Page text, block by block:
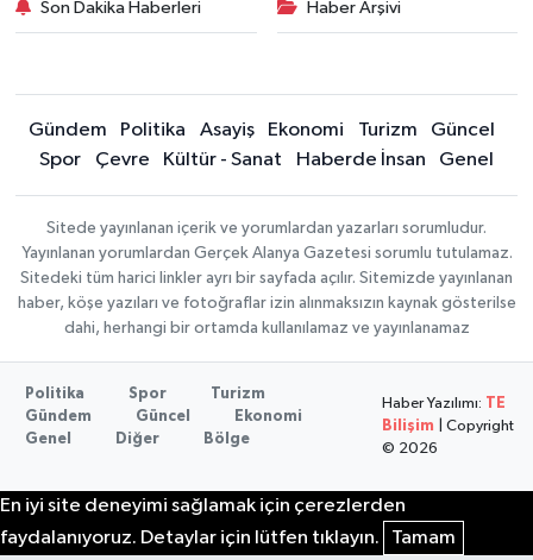
Son Dakika Haberleri Haber Arşivi
Gündem Politika Asayiş Ekonomi Turizm
Güncel
Spor
Çevre Kültür - Sanat Haberde İnsan Genel
Sitede yayınlanan içerik ve yorumlardan yazarları sorumludur.
Yayınlanan yorumlardan Gerçek Alanya Gazetesi sorumlu tutulamaz.
Sitedeki tüm harici linkler ayrı bir sayfada açılır. Sitemizde yayınlanan
haber, köşe yazıları ve fotoğraflar izin alınmaksızın kaynak gösterilse
dahi, herhangi bir ortamda kullanılamaz ve yayınlanamaz
Politika Spor
Turizm
Gündem
Güncel
Ekonomi
Genel
Diğer Bölge
Haber Yazılımı:
TE
Bilişim | Copyright
© 2026
En iyi site deneyimi sağlamak için çerezlerden
faydalanıyoruz. Detaylar için lütfen tıklayın.
Tamam